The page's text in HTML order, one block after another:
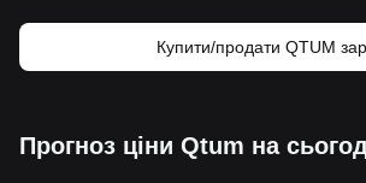
Купити/продати QTUM
Прогноз ціни Qtum на